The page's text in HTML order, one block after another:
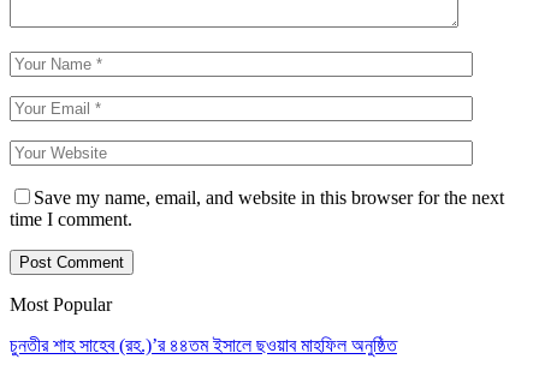
Save my name, email, and website in this browser for the next
time I comment.
Most Popular
চুনতীর শাহ সাহেব (রহ.)’র ৪৪তম ইসালে ছওয়াব মাহফিল অনুষ্ঠিত